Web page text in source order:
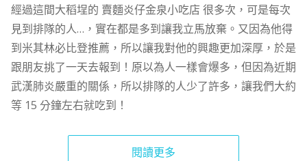
經過這間大稻埕的 賣麵炎仔金泉小吃店 很多次，可是每次
見到排隊的人…，實在都是多到讓我立馬放棄。又因為他得
到米其林必比登推薦，所以讓我對他的興趣更加深厚，於是
跟朋友挑了一天去報到！原以為人一樣會爆多，但因為近期
武漢肺炎嚴重的關係，所以排隊的人少了許多，讓我們大約
等 15 分鐘左右就吃到！
閱讀更多